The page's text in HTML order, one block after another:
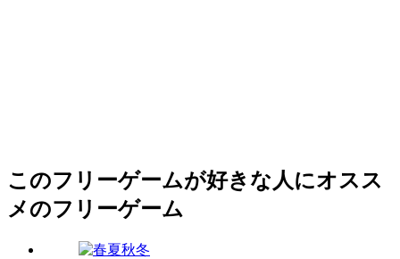
このフリーゲームが好きな人にオスス
メのフリーゲーム